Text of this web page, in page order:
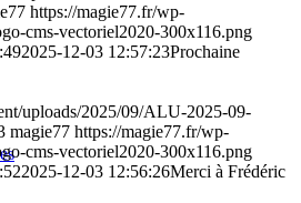
https://magie77.fr/wp-
cms-vectoriel2020-300x116.png
2025-12-03 12:57:23Prochaine
uploads/2025/09/ALU-2025-09-
magie77 https://magie77.fr/wp-
cms-vectoriel2020-300x116.png
2025-12-03 12:56:26Merci à Frédéric